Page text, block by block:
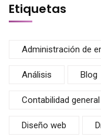
Etiquetas
Administración de
Análisis Blog
Contabilidad general
Diseño web